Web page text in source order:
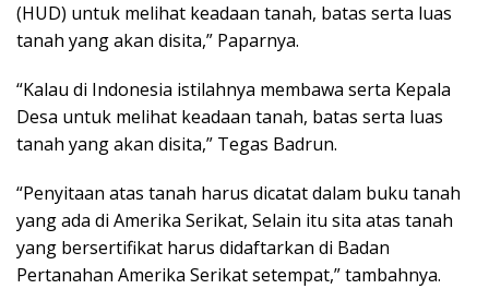
(HUD) untuk melihat keadaan tanah, batas serta luas
tanah yang akan disita,” Paparnya.
“Kalau di Indonesia istilahnya membawa serta Kepala
Desa untuk melihat keadaan tanah, batas serta luas
tanah yang akan disita,” Tegas Badrun.
“Penyitaan atas tanah harus dicatat dalam buku tanah
yang ada di Amerika Serikat, Selain itu sita atas tanah
yang bersertifikat harus didaftarkan di Badan
Pertanahan Amerika Serikat setempat,” tambahnya.